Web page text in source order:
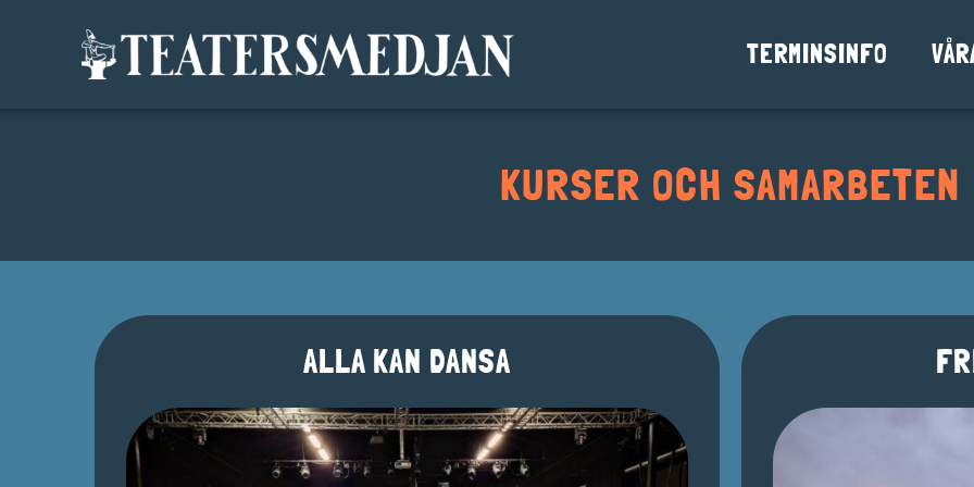
TERMINSINFO
KURSER OCH SAMARBETEN
ALLA KAN DANSA